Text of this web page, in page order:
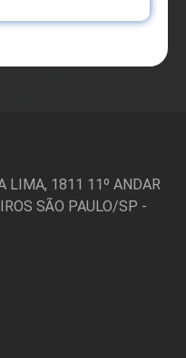
LIMA, 1811 11º ANDAR
SÃO PAULO/SP -